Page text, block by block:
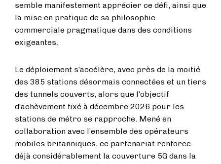
semble manifestement apprécier ce défi, ainsi que
la mise en pratique de sa philosophie
commerciale pragmatique dans des conditions
exigeantes.
Le déploiement s’accélère, avec près de la moitié
des 385 stations désormais connectées et un tiers
des tunnels couverts, alors que l’objectif
d’achèvement fixé à décembre 2026 pour les
stations de métro se rapproche. Mené en
collaboration avec l’ensemble des opérateurs
mobiles britanniques, ce partenariat renforce
déjà considérablement la couverture 5G dans la